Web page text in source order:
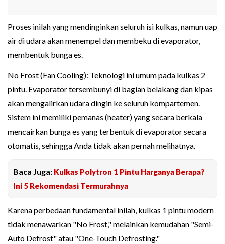
Proses inilah yang mendinginkan seluruh isi kulkas, namun uap
air di udara akan menempel dan membeku di evaporator,
membentuk bunga es.
No Frost (Fan Cooling): Teknologi ini umum pada kulkas 2
pintu. Evaporator tersembunyi di bagian belakang dan kipas
akan mengalirkan udara dingin ke seluruh kompartemen.
Sistem ini memiliki pemanas (heater) yang secara berkala
mencairkan bunga es yang terbentuk di evaporator secara
otomatis, sehingga Anda tidak akan pernah melihatnya.
Baca Juga: Kulkas Polytron 1 Pintu Harganya Berapa?
Ini 5 Rekomendasi Termurahnya
Karena perbedaan fundamental inilah, kulkas 1 pintu modern
tidak menawarkan "No Frost," melainkan kemudahan "Semi-
Auto Defrost" atau "One-Touch Defrosting."